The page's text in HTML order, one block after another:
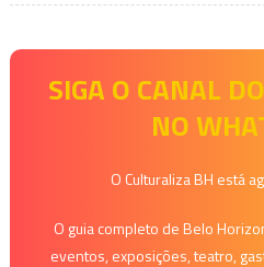
SIGA O CANAL
NO
O Culturaliza BH está
O guia completo de Belo
eventos, exposições, teatro,